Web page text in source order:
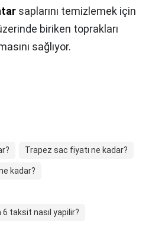
saplarını temizlemek için
biriken toprakları
sağlıyor.
Trapez sac fiyatı ne kadar?
kadar?
taksit nasıl yapilir?